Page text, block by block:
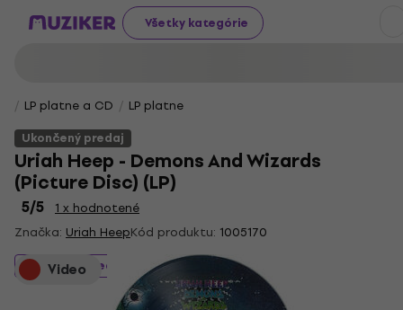
Všetky kategórie
LP platne a CD
LP platne
Ukončený predaj
Uriah Heep - Demons And Wizards
(Picture Disc) (LP)
5/5
1 x hodnotené
Značka: Uriah HeepKód produktu: 1005170
Video
Ukončený predaj